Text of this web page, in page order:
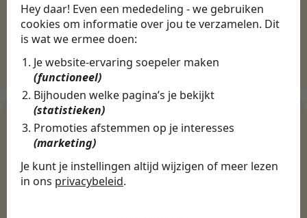
Hey daar! Even een mededeling - we gebruiken
cookies om informatie over jou te verzamelen. Dit
is wat we ermee doen:
Je website-ervaring soepeler maken
(functioneel)
Bijhouden welke pagina’s je bekijkt
(statistieken)
Promoties afstemmen op je interesses
(marketing)
Je kunt je instellingen altijd wijzigen of meer lezen
in ons privacybeleid.
Ontdek meer dan 500+
werkgevers